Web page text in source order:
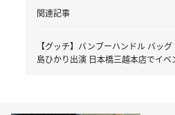
関連記事
【グッチ】バンブーハンドル バッ
島ひかり出演 日本橋三越本店でイベ